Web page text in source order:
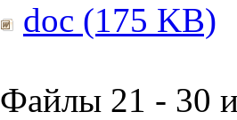
doc (175 KB)
Файлы 21 - 30